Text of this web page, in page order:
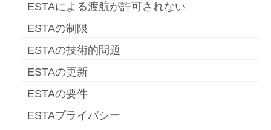
Polski(ポーランド語 )
Português
Slovenščina
Español(
ESTAによる渡航が許可されない
ESTAの制限
ESTAの技術的問題
ESTAの更新
ESTAの要件
ESTAプライバシー